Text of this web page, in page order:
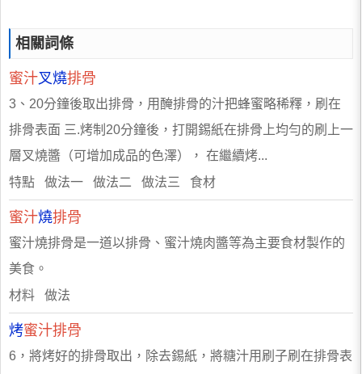
相關詞條
蜜汁叉燒排骨
3、20分鐘後取出排骨，用醃排骨的汁把蜂蜜略稀釋，刷在
排骨表面 三.烤制20分鐘後，打開錫紙在排骨上均勻的刷上一
層叉燒醬（可增加成品的色澤）， 在繼續烤...
特點 做法一 做法二 做法三 食材
蜜汁燒排骨
蜜汁燒排骨是一道以排骨、蜜汁燒肉醬等為主要食材製作的
美食。
材料 做法
烤蜜汁排骨
6，將烤好的排骨取出，除去錫紙，將糖汁用刷子刷在排骨表